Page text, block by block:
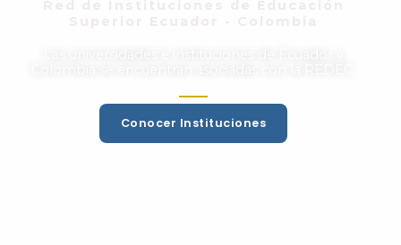
Conocer Instituciones